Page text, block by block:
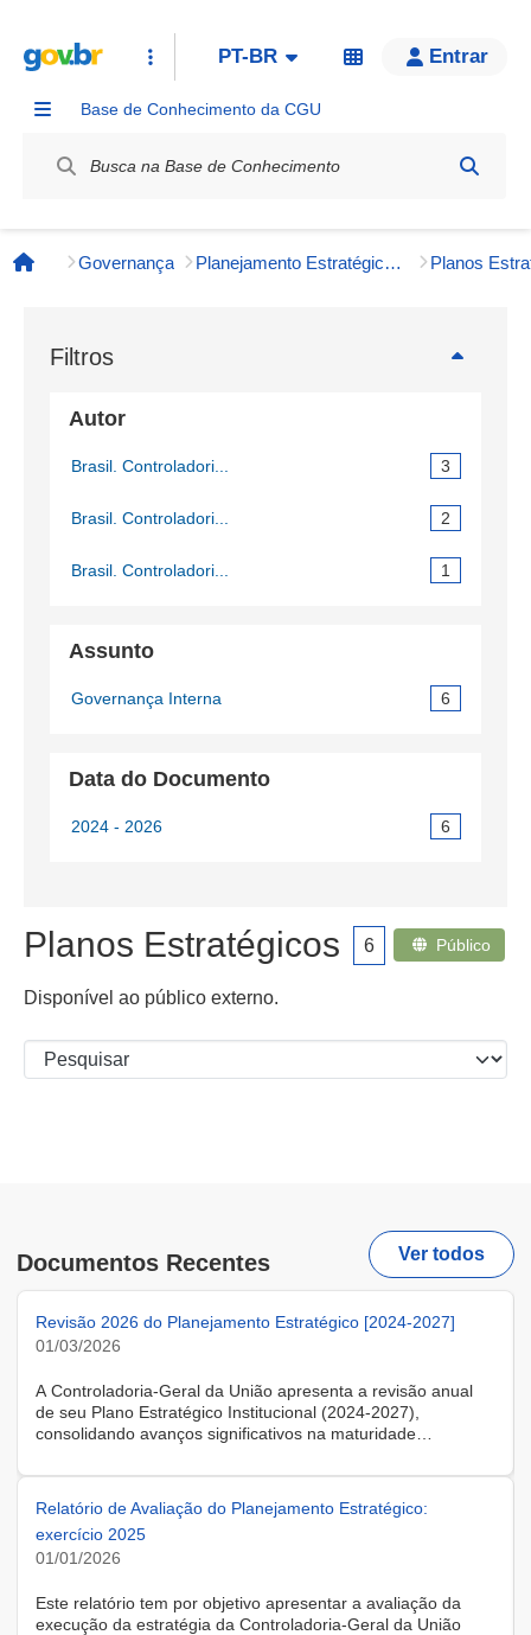
PT-BR Entrar
Base de Conhecimento da CGU
Página inicial
Governança Planejamento Estratégico, Tático e Operacional Planos
Planos Estratégicos 6 Público
Disponível ao público externo.
Filtros
Autor
Brasil. Controladori... 3
Brasil. Controladori... 2
Brasil. Controladori... 1
Assunto
Governança Interna 6
Data do Documento
2024 - 2026 6
Documentos Recentes Ver todos
Revisão 2026 do Planejamento Estratégico [2024-2027]
01/03/2026
A Controladoria-Geral da União apresenta a revisão anual
de seu Plano Estratégico Institucional (2024-2027),
consolidando avanços significativos na maturidade
estrutura sistemática de metas para todas as unidades.
resultados-chave conforme prioridades de 2026. Este plano
detalha seis objetivos estratégicos, iniciativas prioritárias e
modelo de desdobramento de metas, reafirmando o
público, transparência e integridade na gestão.
Relatório de Avaliação do Planejamento Estratégico:
exercício 2025
01/01/2026
Este relatório tem por objetivo apresentar a avaliação da
execução da estratégia da Controladoria-Geral da União